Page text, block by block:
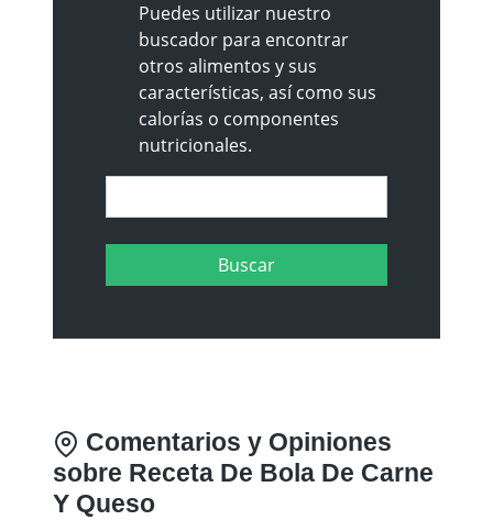
Puedes utilizar nuestro
buscador para encontrar
otros alimentos y sus
características, así como sus
calorías o componentes
nutricionales.
Comentarios y Opiniones
sobre Receta De Bola De Carne
Y Queso